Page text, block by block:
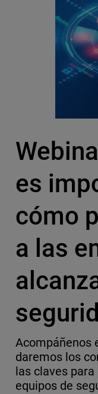
es
cómo
a las
Acompáñenos
daremos los
las claves
equipos de